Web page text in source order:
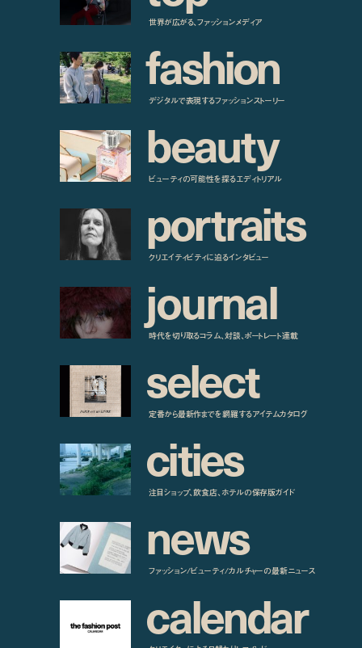
世界が広がる、ファッションメディア
fashion
デジタルで表現するファッションストーリー
beauty
ビューティの可能性を探るエディトリアル
portraits
クリエイティビティに迫るインタビュー
journal
時代を切り取るコラム、対談、ポートレート連載
select
定番から最新作までを網羅するアイテムカタログ
cities
注目ショップ、飲食店、ホテルの保存版ガイド
news
ファッション/ビューティ/カルチャーの最新ニュース
calendar